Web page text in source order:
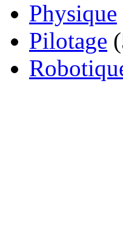
Physique
Pilotage